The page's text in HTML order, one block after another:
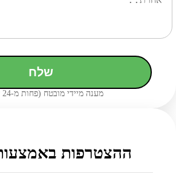
שלח
מענה מיידי מובטח (פחות מ-24 שעות)
ההצטרפות